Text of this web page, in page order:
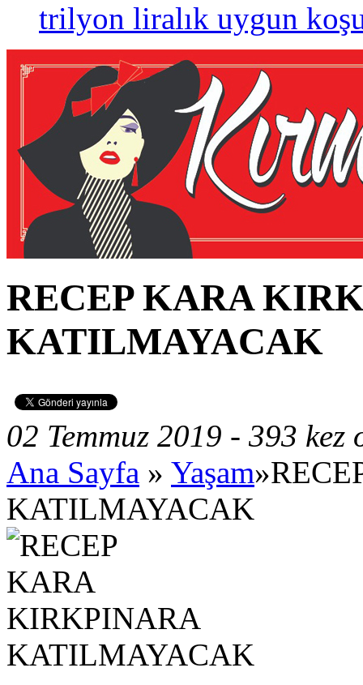
trilyon liralık uygun
RECEP KARA
KATILMAYACAK
02 Temmuz 2019 - 393 kez
Ana Sayfa » Yaşam
KATILMAYACAK